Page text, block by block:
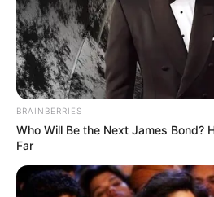
BRAINBERRIES
Who Will Be the Next James Bond?
Far